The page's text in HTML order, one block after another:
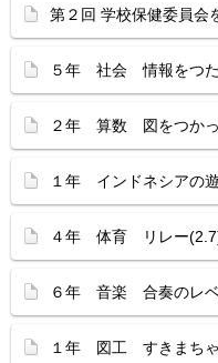
第２回 学校保健委員会
５年 社会 情報をつた
２年 算数 図をつかっ
１年 インドネシアの
４年 体育 リレー
６年 音楽 合奏のレベ
１年 図工 すきまちゃ